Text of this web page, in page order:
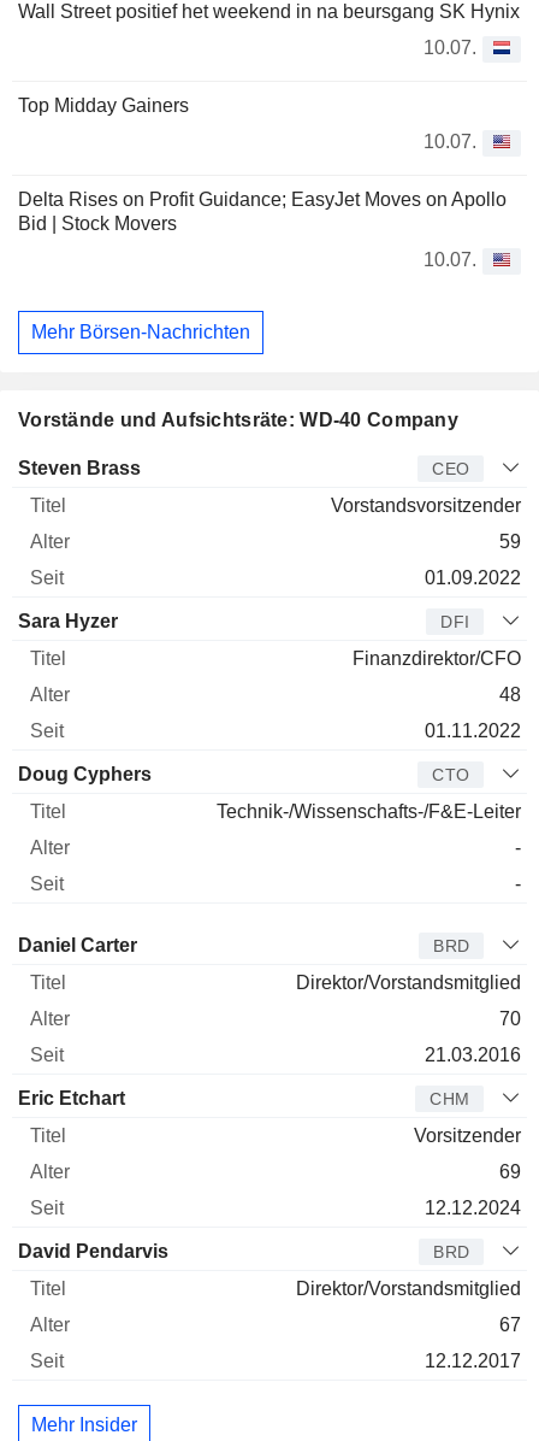
Wall Street positief het weekend in na beursgang SK Hynix
10.07.
Top Midday Gainers
10.07.
Delta Rises on Profit Guidance; EasyJet Moves on Apollo
Bid | Stock Movers
10.07.
Mehr Börsen-Nachrichten
Vorstände und Aufsichtsräte: WD-40 Company
Manager Titel
Steven Brass CEO
Vorstandsvorsitzender
59
01.09.2022
Sara Hyzer DFI
Finanzdirektor/CFO
48
01.11.2022
Doug Cyphers CTO
Technik-/Wissenschafts-/F&E-Leiter
-
-
Verwaltungsratsmitglied
Daniel Carter BRD
Direktor/Vorstandsmitglied
70
21.03.2016
Eric Etchart CHM
Vorsitzender
69
12.12.2024
David Pendarvis BRD
Direktor/Vorstandsmitglied
67
12.12.2017
Mehr Insider